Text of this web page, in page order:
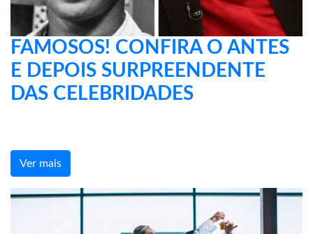
FAMOSOS! CONFIRA O ANTES
E DEPOIS SURPREENDENTE
DAS CELEBRIDADES
Ver mais